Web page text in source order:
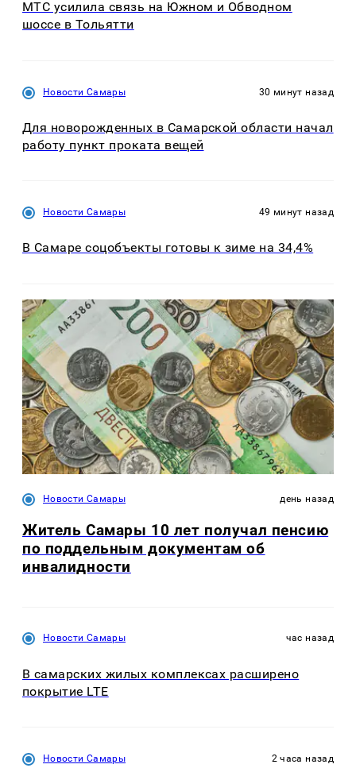
МТС усилила связь на Южном и Обводном
шоссе в Тольятти
Новости Самары 30 минут назад
Для новорожденных в Самарской области начал
работу пункт проката вещей
Новости Самары 49 минут назад
В Самаре соцобъекты готовы к зиме на 34,4%
Новости Самары день назад
Житель Самары 10 лет получал пенсию
по поддельным документам об
инвалидности
Новости Самары час назад
В самарских жилых комплексах расширено
покрытие LTE
Новости Самары 2 часа назад